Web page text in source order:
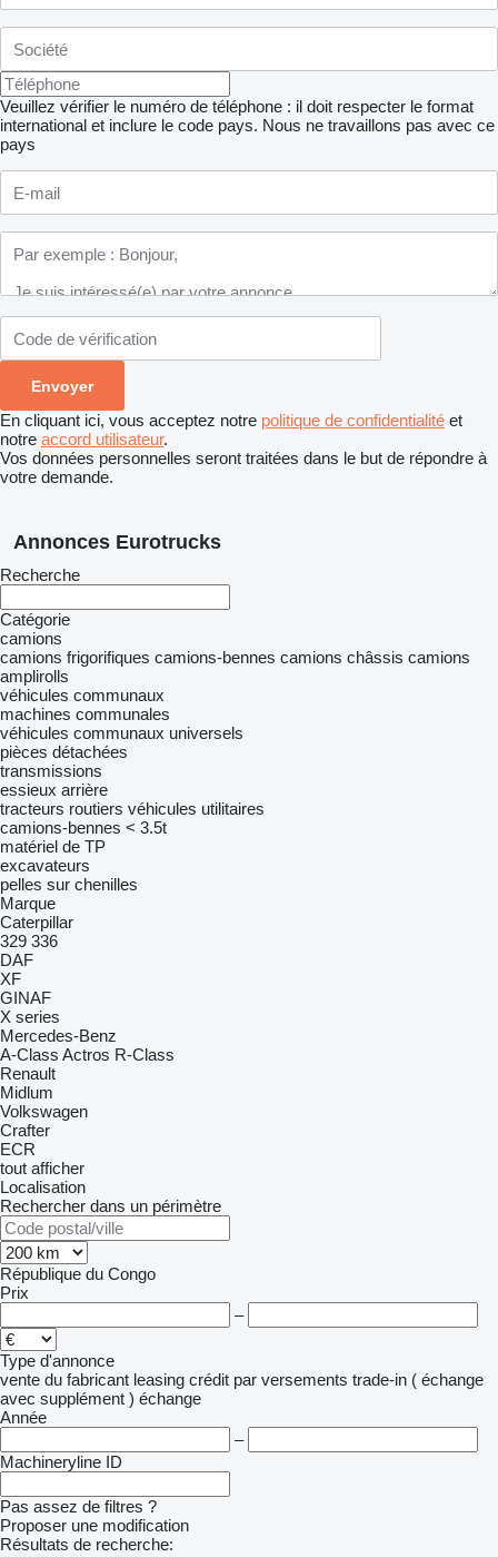
Veuillez vérifier le numéro de téléphone : il doit respecter le format
international et inclure le code pays. Nous ne travaillons pas avec ce
pays
En cliquant ici, vous acceptez notre politique de confidentialité et
notre accord utilisateur.
Vos données personnelles seront traitées dans le but de répondre à
votre demande.
Annonces Eurotrucks
Recherche
Catégorie
camions
camions frigorifiques camions-bennes camions châssis camions
amplirolls
véhicules communaux
machines communales
véhicules communaux universels
pièces détachées
transmissions
essieux arrière
tracteurs routiers véhicules utilitaires
camions-bennes < 3.5t
matériel de TP
excavateurs
pelles sur chenilles
Marque
Caterpillar
329 336
DAF
XF
GINAF
X series
Mercedes-Benz
A-Class Actros R-Class
Renault
Midlum
Volkswagen
Crafter
ECR
tout afficher
Localisation
Rechercher dans un périmètre
République du Congo
Prix
–
Type d'annonce
vente du fabricant leasing crédit par versements trade-in ( échange
avec supplément ) échange
Année
–
Machineryline ID
Pas assez de filtres ?
Proposer une modification
Résultats de recherche: